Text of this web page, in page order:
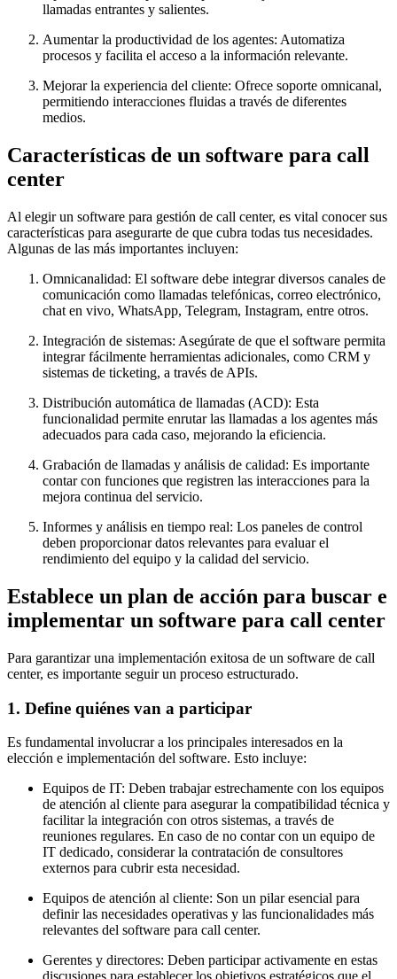
llamadas entrantes y salientes.
Aumentar la productividad de los agentes: Automatiza
procesos y facilita el acceso a la información relevante.
Mejorar la experiencia del cliente: Ofrece soporte omnicanal,
permitiendo interacciones fluidas a través de diferentes
medios.
Características de un software para call
center
Al elegir un software para gestión de call center, es vital conocer sus
características para asegurarte de que cubra todas tus necesidades.
Algunas de las más importantes incluyen:
Omnicanalidad: El software debe integrar diversos canales de
comunicación como llamadas telefónicas, correo electrónico,
chat en vivo, WhatsApp, Telegram, Instagram, entre otros.
Integración de sistemas: Asegúrate de que el software permita
integrar fácilmente herramientas adicionales, como CRM y
sistemas de ticketing, a través de APIs.
Distribución automática de llamadas (ACD): Esta
funcionalidad permite enrutar las llamadas a los agentes más
adecuados para cada caso, mejorando la eficiencia.
Grabación de llamadas y análisis de calidad: Es importante
contar con funciones que registren las interacciones para la
mejora continua del servicio.
Informes y análisis en tiempo real: Los paneles de control
deben proporcionar datos relevantes para evaluar el
rendimiento del equipo y la calidad del servicio.
Establece un plan de acción para buscar e
implementar un software para call center
Para garantizar una implementación exitosa de un software de call
center, es importante seguir un proceso estructurado.
1. Define quiénes van a participar
Es fundamental involucrar a los principales interesados en la
elección e implementación del software. Esto incluye:
Equipos de IT: Deben trabajar estrechamente con los equipos
de atención al cliente para asegurar la compatibilidad técnica y
facilitar la integración con otros sistemas, a través de
reuniones regulares. En caso de no contar con un equipo de
IT dedicado, considerar la contratación de consultores
externos para cubrir esta necesidad.
Equipos de atención al cliente: Son un pilar esencial para
definir las necesidades operativas y las funcionalidades más
relevantes del software para call center.
Gerentes y directores: Deben participar activamente en estas